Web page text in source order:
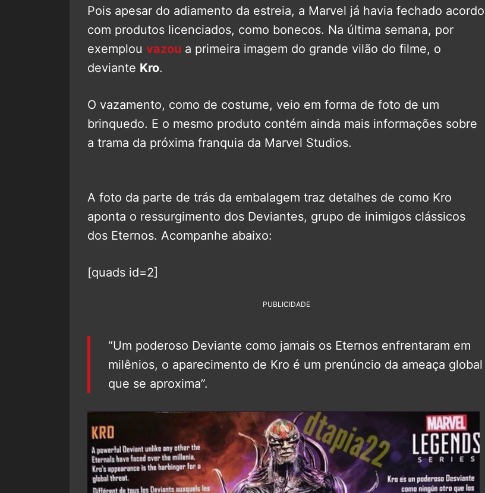
Pois apesar do adiamento da estreia, a Marvel já havia fechado acordo
com produtos licenciados, como bonecos. Na última semana, por
exemplou vazou a primeira imagem do grande vilão do filme, o
deviante Kro.
O vazamento, como de costume, veio em forma de foto de um
brinquedo. E o mesmo produto contém ainda mais informações sobre
a trama da próxima franquia da Marvel Studios.
A foto da parte de trás da embalagem traz detalhes de como Kro
aponta o ressurgimento dos Deviantes, grupo de inimigos clássicos
dos Eternos. Acompanhe abaixo:
[quads id=2]
PUBLICIDADE
“Um poderoso Deviante como jamais os Eternos enfrentaram em
milênios, o aparecimento de Kro é um prenúncio da ameaça global
que se aproxima”.